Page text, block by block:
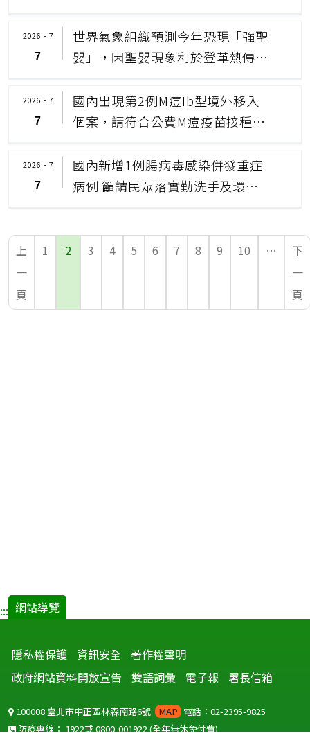
2026 - 7
7
世界氣象組織預測今年恐現「強聖
嬰」，因聖嬰現象利於登革熱傳
防蚊措施 平時加強環境巡檢 清除
孳生源
2026 - 7
7
國內出現第2例M痘Ib型境外移入
個案，請符合公費M痘疫苗接種條
2026 - 7
7
國內新增1例腸病毒感染併發重症
病例 籲請民眾落實勤洗手及環境
上
一
頁
1 2 3 4 5 6 7 8 9 10 …
下
一
頁
::: 網站導覽
隱私權保護 資訊安全 著作權聲明
政府網站資料開放宣告
雙語詞彙 電子報 署長信箱
100008 臺北市中正區林森南路6號 MAP 電話：02-2395-9825
防疫專線：1922或0800-001922(全年無休免付費)